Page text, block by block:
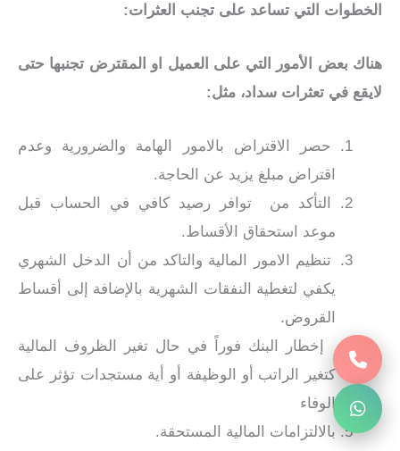
الخطوات التي تساعد على تجنب العثرات:
هناك بعض الأمور التي على العميل او المقترض تجنبها حتى
لايقع في تعثرات سداد، مثل:
حصر الاقتراض بالامور الهامة والضرورية وعدم
اقتراض مبلغ يزيد عن الحاجة.
التأكد من توافر رصيد كافي في الحساب قبل
موعد استحقاق الأقساط.
تنظيم الامور المالية والتاكد من أن الدخل الشهري
يكفي لتغطية النفقات الشهرية بالإضافة إلى أقساط
القروض.
إخطار البنك فوراً في حال تغير الظروف المالية
كتغير الراتب أو الوظيفة أو أية مستجدات تؤثر على
الوفاء
بالالتزامات المالية المستحقة.